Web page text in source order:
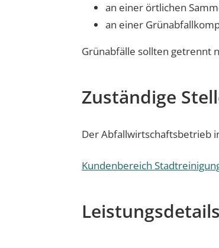
an einer örtlichen
an einer
Grünabfälle sollten getrennt
Zuständige
Der Abfallwirtschaftsbetrieb
Kundenbereich
Leistungsdetails